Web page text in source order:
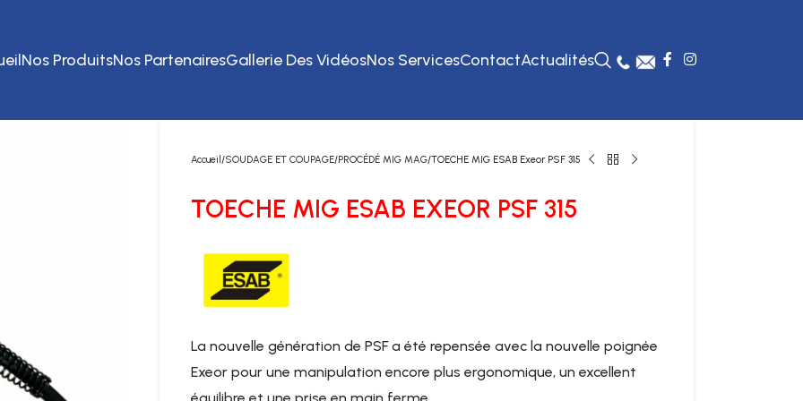
Nos ProduitsNos PartenairesGallerie Des VidéosNos ServicesContactActualités
Accueil SOUDAGE ET COUPAGE PROCÉDÉ MIG MAG TOECHE MIG ESAB Exeor PSF 315
TOECHE MIG ESAB EXEOR PSF 315
La nouvelle génération de PSF a été repensée avec la nouvelle poignée
Exeor pour une manipulation encore plus ergonomique, un excellent